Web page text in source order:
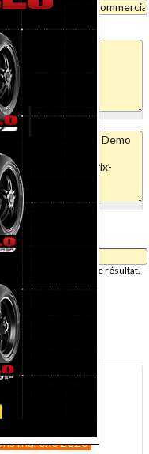
simple et saisissez le résultat.
toutes nos
marché 2026